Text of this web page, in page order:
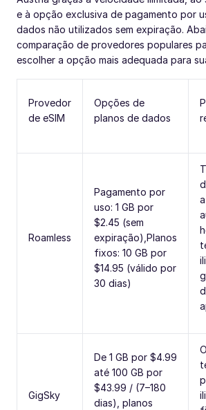
e à opção exclusiva de pagamento por
dados não utilizados sem expiração.
comparação de provedores populares
escolher a opção mais adequada para
Provedor
de eSIM
Opções de
planos de dados
Roamless
Pagamento por
uso: 1 GB por
$2.45 (sem
expiração),Planos
fixos: 10 GB por
$14.95 (válido por
30 dias)
GigSky
De 1 GB por $4.99
até 100 GB por
$43.99 / (7–180
dias), planos